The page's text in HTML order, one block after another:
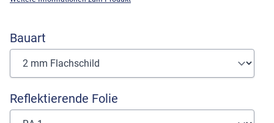
Bauart
Reflektierende Folie